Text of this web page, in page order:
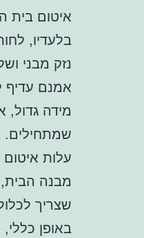
איטום בית
בלעדיו,
נזק מבני
אמנם עדיף
מידה
שמתחילים.
עלות
מבנה הבית,
שצריך
באופן